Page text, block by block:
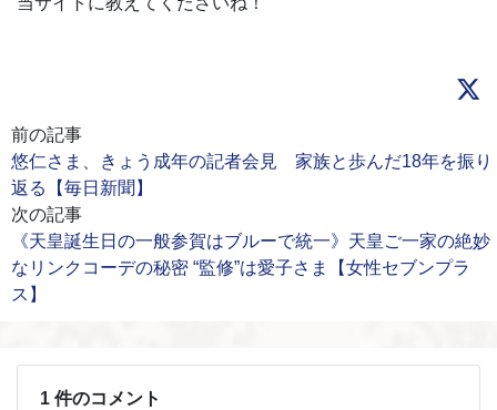
前の記事
悠仁さま、きょう成年の記者会見 家族と歩んだ18年を振り
返る【毎日新聞】
次の記事
《天皇誕生日の一般参賀はブルーで統一》天皇ご一家の絶妙
なリンクコーデの秘密 “監修”は愛子さま【女性セブンプラ
ス】
1 件のコメント